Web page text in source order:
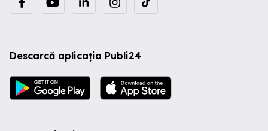
Descarcă aplicația Publi24